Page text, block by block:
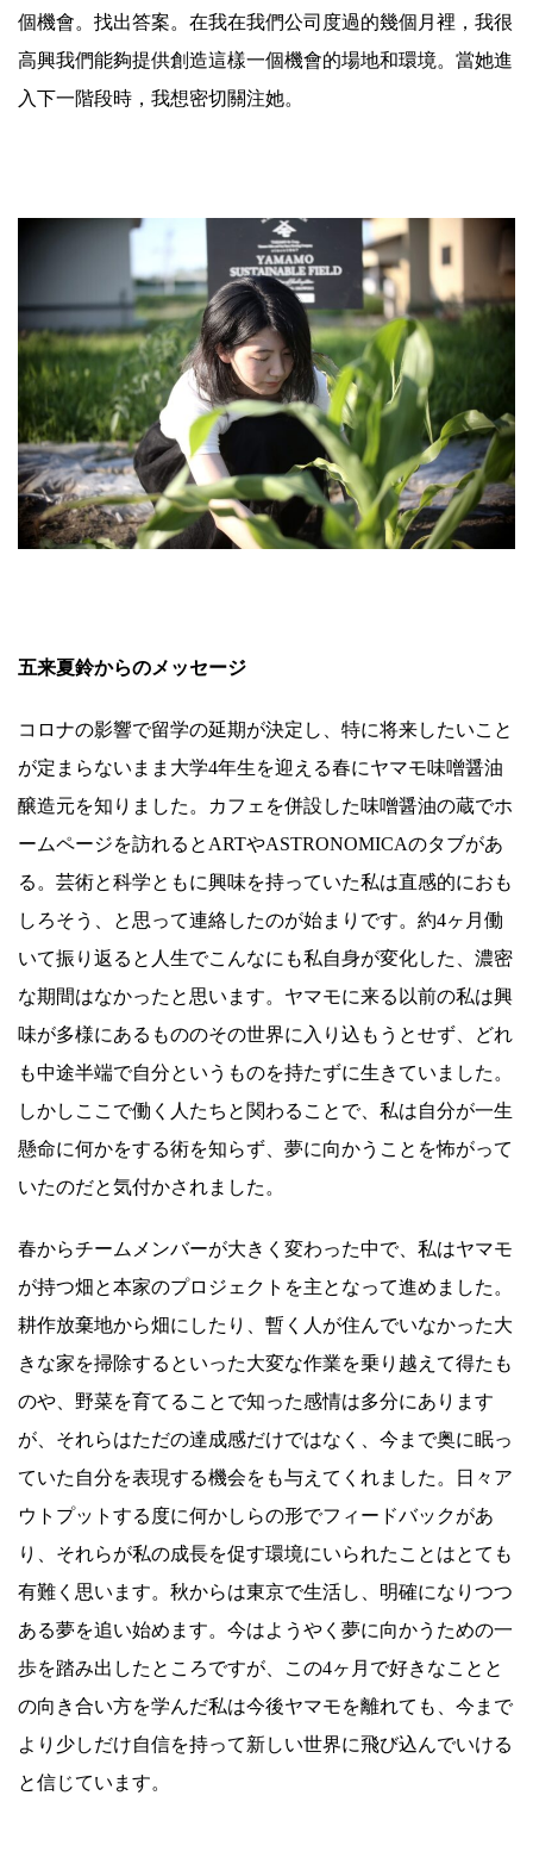
個機會。找出答案。在我在我們公司度過的幾個月裡，我很
高興我們能夠提供創造這樣一個機會的場地和環境。當她進
入下一階段時，我想密切關注她。
五来夏鈴からのメッセージ
コロナの影響で留学の延期が決定し、特に将来したいこと
が定まらないまま大学4年生を迎える春にヤマモ味噌醤油
醸造元を知りました。カフェを併設した味噌醤油の蔵でホ
ームページを訪れるとARTやASTRONOMICAのタブがあ
る。芸術と科学ともに興味を持っていた私は直感的におも
しろそう、と思って連絡したのが始まりです。約4ヶ月働
いて振り返ると人生でこんなにも私自身が変化した、濃密
な期間はなかったと思います。ヤマモに来る以前の私は興
味が多様にあるもののその世界に入り込もうとせず、どれ
も中途半端で自分というものを持たずに生きていました。
しかしここで働く人たちと関わることで、私は自分が一生
懸命に何かをする術を知らず、夢に向かうことを怖がって
いたのだと気付かされました。
春からチームメンバーが大きく変わった中で、私はヤマモ
が持つ畑と本家のプロジェクトを主となって進めました。
耕作放棄地から畑にしたり、暫く人が住んでいなかった大
きな家を掃除するといった大変な作業を乗り越えて得たも
のや、野菜を育てることで知った感情は多分にあります
が、それらはただの達成感だけではなく、今まで奥に眠っ
ていた自分を表現する機会をも与えてくれました。日々ア
ウトプットする度に何かしらの形でフィードバックがあ
り、それらが私の成長を促す環境にいられたことはとても
有難く思います。秋からは東京で生活し、明確になりつつ
ある夢を追い始めます。今はようやく夢に向かうための一
歩を踏み出したところですが、この4ヶ月で好きなことと
の向き合い方を学んだ私は今後ヤマモを離れても、今まで
より少しだけ自信を持って新しい世界に飛び込んでいける
と信じています。